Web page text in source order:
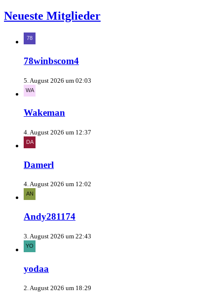
Neueste Mitglieder
78winbscom4
5. August 2026 um 02:03
Wakeman
4. August 2026 um 12:37
Damerl
4. August 2026 um 12:02
Andy281174
3. August 2026 um 22:43
yodaa
2. August 2026 um 18:29